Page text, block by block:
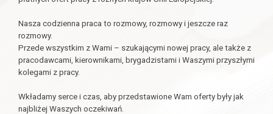
Nasza codzienna praca to rozmowy, rozmowy i jeszcze raz
rozmowy.
Przede wszystkim z Wami – szukającymi nowej pracy, ale także z
pracodawcami, kierownikami, brygadzistami i Waszymi przyszłymi
kolegami z pracy.
Wkładamy serce i czas, aby przedstawione Wam oferty były jak
najbliżej Waszych oczekiwań.